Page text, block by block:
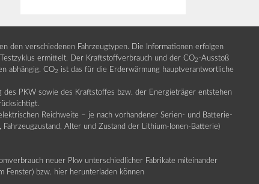
den verschiedenen Fahrzeugtypen. Die Informationen erfolgen
ermittelt. Der Kraftstoffverbrauch und der CO2 -Ausstoß
abhängig. CO2 ist das für die Erderwärmung hauptverantwortliche
PKW sowie des Kraftstoffes bzw. der Energieträger entstehen
Reichweite – je nach vorhandener Serien- und Batterie-
Alter und Zustand der Lithium-Ionen-Batterie)
neuer Pkw unterschiedlicher Fabrikate miteinander
Fenster) bzw. hier herunterladen können